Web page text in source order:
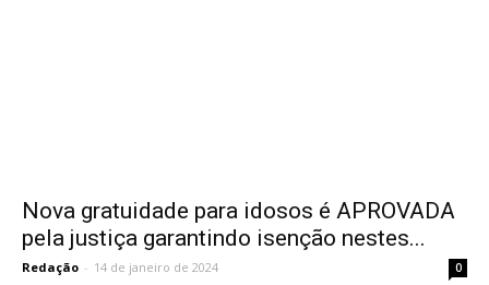
Nova gratuidade para idosos é APROVADA
pela justiça garantindo isenção nestes...
Redação - 14 de janeiro de 2024 0